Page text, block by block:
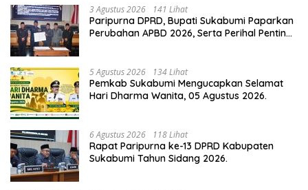
3 Agustus 2026 141 Lihat
Paripurna DPRD, Bupati Sukabumi Paparkan
Perubahan APBD 2026, Serta Perihal Penting
5 Agustus 2026 134 Lihat
Pemkab Sukabumi Mengucapkan Selamat
Hari Dharma Wanita, 05 Agustus 2026.
6 Agustus 2026 118 Lihat
Rapat Paripurna ke-13 DPRD Kabupaten
Sukabumi Tahun Sidang 2026.